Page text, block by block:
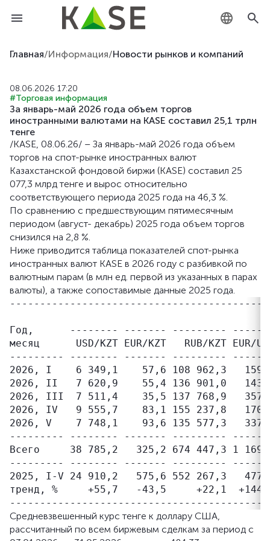
KZ
Главная/Информация/Новости рынков и компаний
08.06.2026 17:20
#Торговая информация
За январь-май 2026 года объем торгов
иностранными валютами на KASE составил 25,1 трлн
тенге
/KASE, 08.06.26/ – За январь-май 2026 года объем
торгов на спот-рынке иностранных валют
Казахстанской фондовой биржи (KASE) составил 25
077,3 млрд тенге и вырос относительно
соответствующего периода 2025 года на 46,3 %.
По сравнению с предшествующим пятимесячным
периодом (август- декабрь) 2025 года объем торгов
снизился на 2,8 %.
Ниже приводится таблица показателей спот-рынка
иностранных валют KASE в 2026 году с разбивкой по
валютным парам (в млн ед. первой из указанных в парах
валюты), а также сопоставимые данные 2025 года.
Год,      -------- ------- ---------
месяц      USD/KZT EUR/KZT   RUB/KZT EUR/
--------- -------- ------- ---------
2026, I    6 349,1    57,6 108 962,3
2026, II   7 620,9    55,4 136 901,0
2026, III  7 511,4    35,5 137 768,9
2026, IV   9 555,7    83,1 155 237,8
2026, V    7 748,1    93,6 135 577,3
--------- -------- ------- ---------
Всего     38 785,2   325,2 674 447,3 1
--------- -------- ------- ---------
2025, I-V 24 910,2   575,6 552 267,3
тренд, %     +55,7   -43,5     +22,1
Средневзвешенный курс тенге к доллару США,
рассчитанный по всем биржевым сделкам за период с